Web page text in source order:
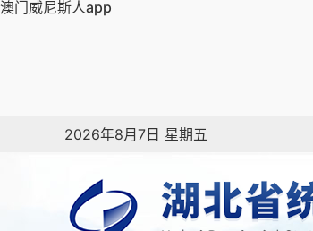
澳门威尼斯人app
2026年8月7日 星期五